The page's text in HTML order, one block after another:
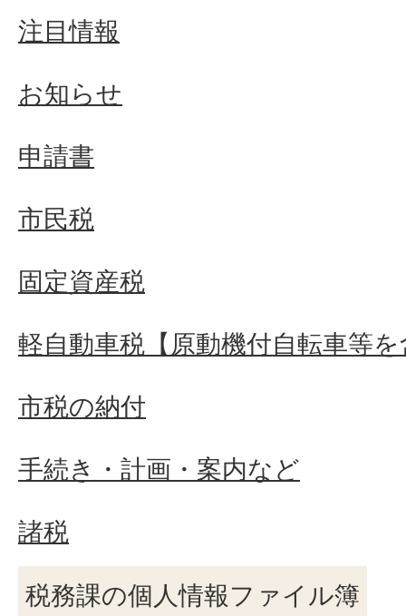
注目情報
お知らせ
申請書
市民税
固定資産税
軽自動車税【原動機付自転車等
市税の納付
手続き・計画・案内など
諸税
税務課の個人情報ファイル簿